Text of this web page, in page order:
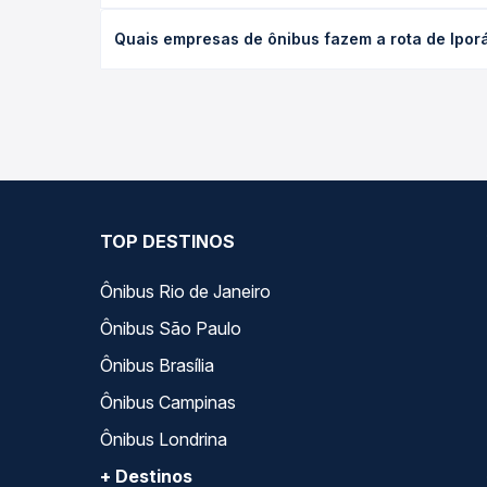
a antecedência da compra. Na Quero Passagem
Quais empresas de ônibus fazem a rota de
TOP DESTINOS
Ônibus Rio de Janeiro
Ônibus São Paulo
Ônibus Brasília
Ônibus Campinas
Ônibus Londrina
+ Destinos